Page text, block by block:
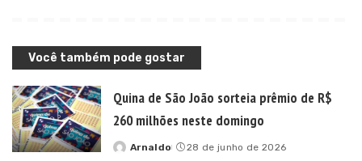
Você também pode gostar
Quina de São João sorteia prêmio de R$
260 milhões neste domingo
Posted
Arnaldo 28 de junho de 2026